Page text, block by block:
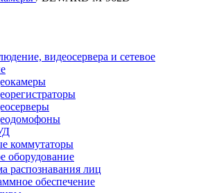
видеосервера и сетевое
коммутаторы
оборудование
распознавания лиц
обеспечение